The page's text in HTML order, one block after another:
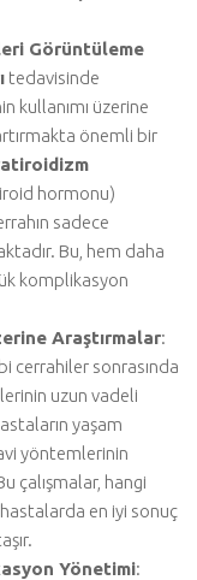
Görüntüleme
tedavisinde
kullanımı üzerine
önemli bir
hormonu)
sadece
Bu, hem daha
komplikasyon
Araştırmalar:
cerrahiler sonrasında
uzun vadeli
yaşam
yöntemlerinin
çalışmalar, hangi
en iyi sonuç
Yönetimi: